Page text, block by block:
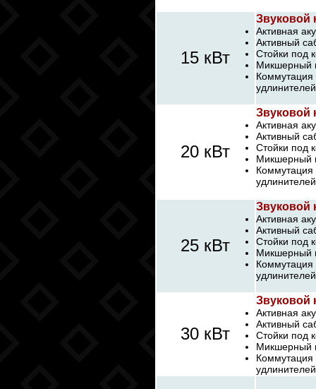
15 кВт
Звуковой
Активная
Активный
Стойки под
Микшерный
Коммутация
20 кВт
Звуковой
Активная
Активный
Стойки под
Микшерный
Коммутация
25 кВт
Звуковой
Активная
Активный
Стойки под
Микшерный
Коммутация
30 кВт
Звуковой
Активная
Активный
Стойки под
Микшерный
Коммутация